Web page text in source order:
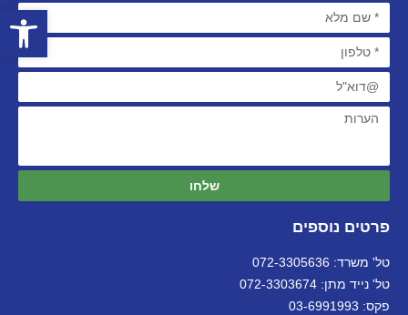
פרטים נוספים
טל' משרד: 072-3305636
טל' נייד מתן: 072-3303674
פקס: 03-6991993
שלחו
פתח